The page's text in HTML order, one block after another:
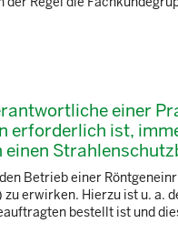
einer
ist,
einen
Betrieb einer
erwirken. Hierzu ist u. a.
bestellt ist und